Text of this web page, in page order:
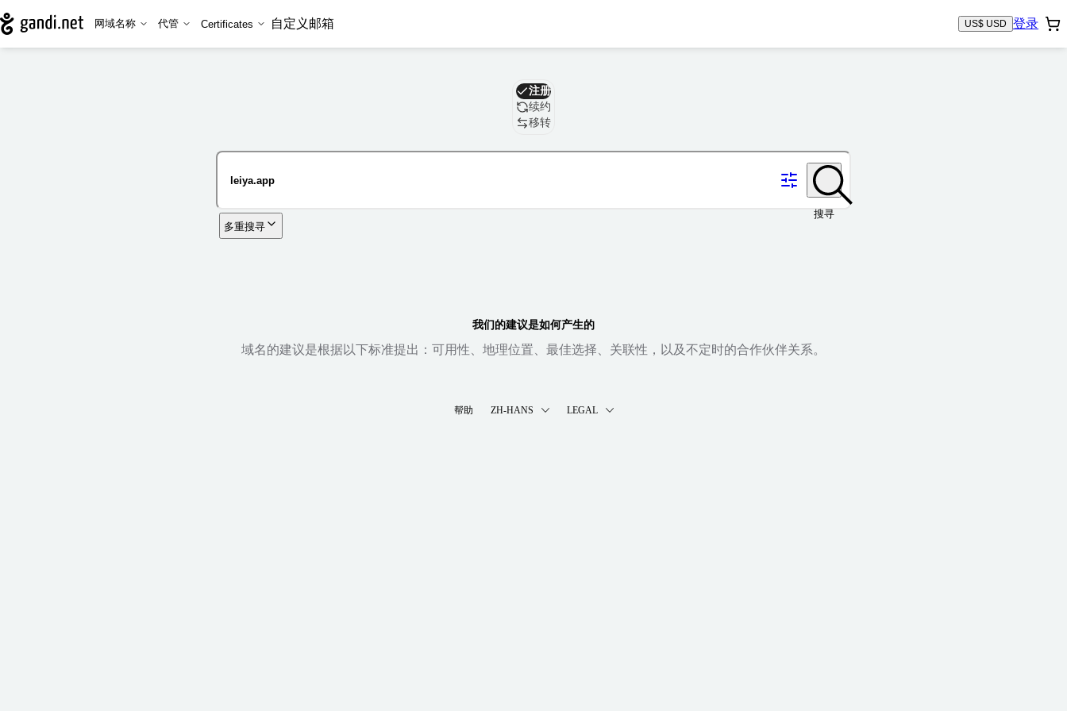
网域名称 代管 Certificates 自定义邮箱 US$ USD 登录
域名注册
续约
移转
搜寻
多重搜寻
我们的建议是如何产生的
域名的建议是根据以下标准提出：可用性、地理位置、最佳选择、关联性，以及不定时的合作伙伴关系。
帮助 ZH-HANS LEGAL